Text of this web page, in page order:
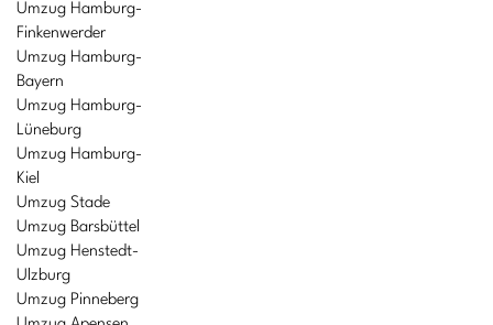
Umzug Hamburg-
Finkenwerder
Umzug Hamburg-
Bayern
Umzug Hamburg-
Lüneburg
Umzug Hamburg-
Kiel
Umzug Stade
Umzug Barsbüttel
Umzug Henstedt-
Ulzburg
Umzug Pinneberg